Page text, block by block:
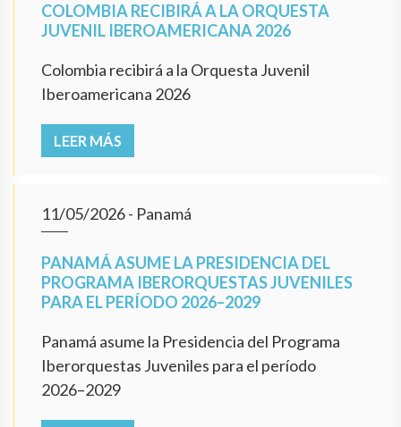
COLOMBIA RECIBIRÁ A LA ORQUESTA
JUVENIL IBEROAMERICANA 2026
Colombia recibirá a la Orquesta Juvenil
Iberoamericana 2026
LEER MÁS
11/05/2026- Panamá
PANAMÁ ASUME LA PRESIDENCIA DEL
PROGRAMA IBERORQUESTAS JUVENILES
PARA EL PERÍODO 2026–2029
Panamá asume la Presidencia del Programa
Iberorquestas Juveniles para el período
2026–2029